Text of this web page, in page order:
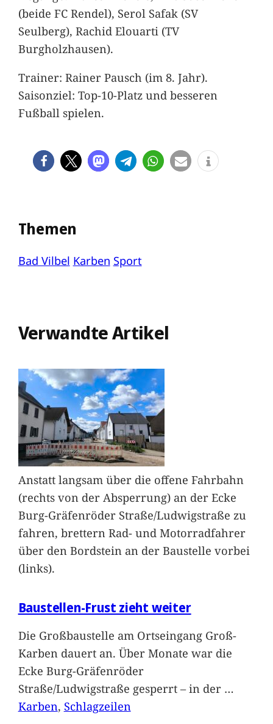
(beide FC Rendel), Serol Safak (SV
Seulberg), Rachid Elouarti (TV
Burgholzhausen).
Trainer: Rainer Pausch (im 8. Jahr).
Saisonziel: Top-10-Platz und besseren
Fußball spielen.
Themen
Bad Vilbel Karben Sport
Verwandte Artikel
Anstatt langsam über die offene Fahrbahn
(rechts von der Absperrung) an der Ecke
Burg-Gräfenröder Straße/Ludwigstraße zu
fahren, brettern Rad- und Motorradfahrer
über den Bordstein an der Baustelle vorbei
(links).
Baustellen-Frust zieht weiter
Die Großbaustelle am Ortseingang Groß-
Karben dauert an. Über Monate war die
Ecke Burg-Gräfenröder
Straße/Ludwigstraße gesperrt – in der …
Karben, Schlagzeilen